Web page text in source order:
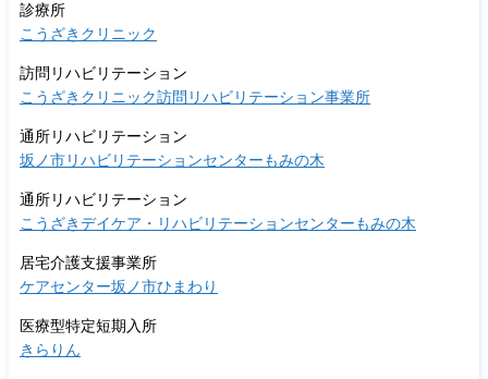
診療所
こうざきクリニック
訪問リハビリテーション
こうざきクリニック訪問リハビリテーション事業所
通所リハビリテーション
坂ノ市リハビリテーションセンターもみの木
通所リハビリテーション
こうざきデイケア・リハビリテーションセンターもみの木
居宅介護支援事業所
ケアセンター坂ノ市ひまわり
医療型特定短期入所
きらりん